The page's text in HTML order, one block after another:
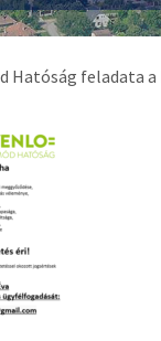
Hatóság feladata